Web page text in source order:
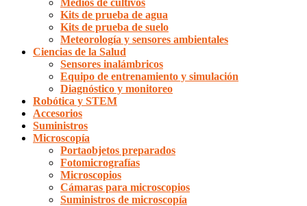
Medios de cultivos
Kits de prueba de agua
Kits de prueba de suelo
Meteorología y sensores ambientales
Ciencias de la Salud
Sensores inalámbricos
Equipo de entrenamiento y simulación
Diagnóstico y monitoreo
Robótica y STEM
Accesorios
Suministros
Microscopía
Portaobjetos preparados
Fotomicrografías
Microscopios
Cámaras para microscopios
Suministros de microscopía